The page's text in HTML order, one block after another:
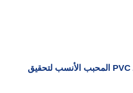
كيف تختار نوع الـ PVC المحبب الأنسب لتحقيق